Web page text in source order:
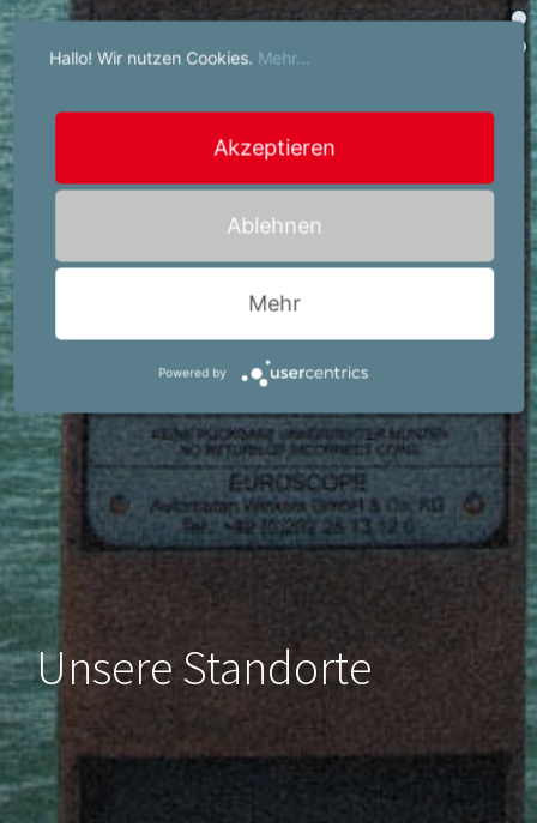
Unsere Standorte
Hallo! Wir nutzen Cookies. Mehr...
Akzeptieren
Ablehnen
Mehr
Powered by